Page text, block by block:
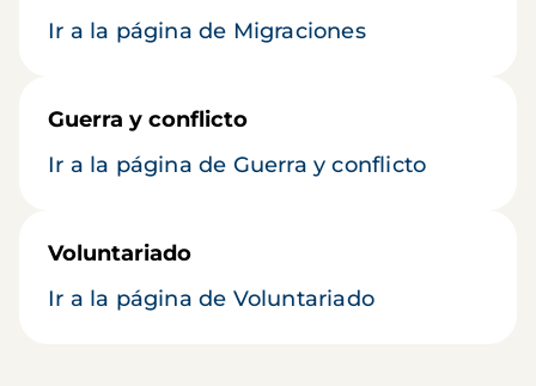
Ir a la página de Migraciones
Guerra y conflicto
Ir a la página de Guerra y conflicto
Voluntariado
Ir a la página de Voluntariado